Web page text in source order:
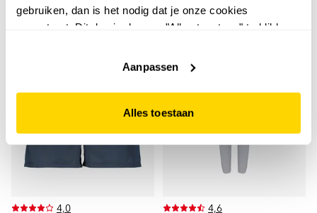
gebruiken, dan is het nodig dat je onze cookies
accepteert. Dit doe je door op "Alles toestaan" te klikken.
website niet optimaal functioneert.
Aanpassen
Alles toestaan
4,0 4,6